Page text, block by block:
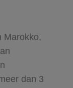
Marokko,
dan 3